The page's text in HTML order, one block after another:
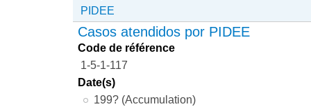
PIDEE
Casos atendidos por PIDEE
Code de référence
1-5-1-117
Date(s)
199? (Accumulation)